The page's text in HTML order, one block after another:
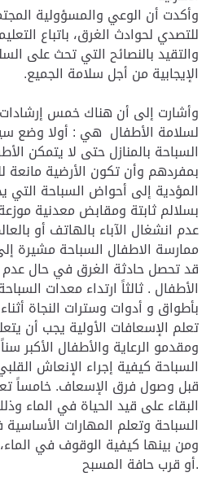
وأكدت أن الوعي والمسؤولية
للتصدي لحوادث الغرق، باتباع
والتقيد بالنصائح التي تحث على
الإيجابية من أجل سلامة الجميع.
وأشارت إلى أن هناك خمس إرشادات
السباحة بالمنازل حتى لا يتمكن
بمفردهم وأن تكون الأرضية مانعة
المؤدية إلى أحواض السباحة
بسلالم ثابتة ومقابض معدنية
عدم انشغال الآباء بالهاتف أو
ممارسة الاطفال السباحة مشيرة
قد تحصل حادثة الغرق في حال
الأطفال . ثالثاً ارتداء معدات
بأطواق و أدوات وسترات النجاة
تعلم الإسعافات الأولية يجب أن
ومقدمو الرعاية والأطفال الأكبر
السباحة كيفية إجراء الإنعاش
قبل وصول فرق الإسعاف. خامساً
البقاء على قيد الحياة في الماء
السباحة وتعلم المهارات
ومن بينها كيفية الوقوف في
أو قرب حافة المسبح.